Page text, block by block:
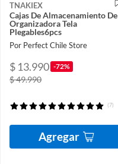
TNAKIEX
Cajas De Almacenamiento De
Organizadora Tela
Plegables6pcs
Por Perfect Chile Store
$ 13.990 -72%
$ 49.990
(7)
Agregar